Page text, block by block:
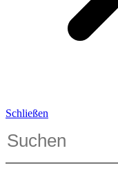
Schließen